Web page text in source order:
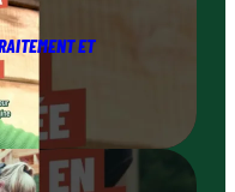
ET